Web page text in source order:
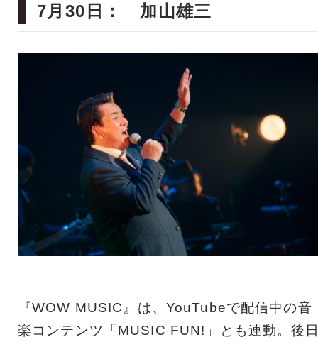
7月30日： 加山雄三
『WOW MUSIC』は、YouTubeで配信中の音
楽コンテンツ「MUSIC FUN!」とも連動。後